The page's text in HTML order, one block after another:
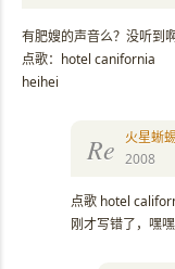
有肥嫂的声音么？没听到
点歌：hotel canifornia
heihei
Re
火星蜥
2008
点歌 hotel
刚才写错了，嘿嘿